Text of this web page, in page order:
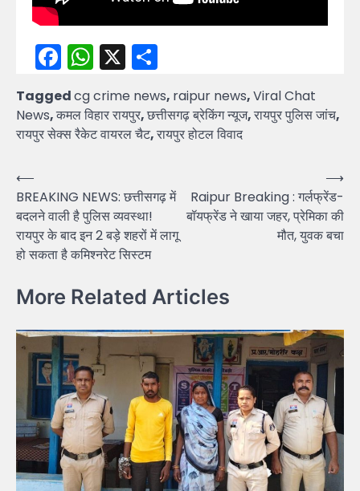
Facebook
WhatsApp
X
Taggedcg crime news, raipur news,Viral Chat
News,कमल विहार रायपुर,छत्तीसगढ़ ब्रेकिंग न्यूज,रायपुर पुलिस जांच,
रायपुर सेक्स रैकेट वायरल चैट,रायपुर होटल विवाद
Post
navigation
⟵
BREAKING NEWS: छत्तीसगढ़ में
बदलने वाली है पुलिस व्यवस्था!
रायपुर के बाद इन 2 बड़े शहरों में लागू
हो सकता है कमिश्नरेट सिस्टम
Raipur Breaking : गर्लफ्रेंड-
बॉयफ्रेंड ने खाया जहर, प्रेमिका की
मौत, युवक बचा
⟶
More Related Articles